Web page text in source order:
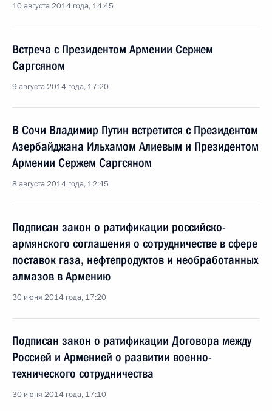
10 августа 2014 года, 14:45
Встреча с Президентом Армении Сержем
Саргсяном
9 августа 2014 года, 17:20
В Сочи Владимир Путин встретится с Президентом
Азербайджана Ильхамом Алиевым и Президентом
Армении Сержем Саргсяном
8 августа 2014 года, 12:45
Подписан закон о ратификации российско-
армянского соглашения о сотрудничестве в сфере
поставок газа, нефтепродуктов и необработанных
алмазов в Армению
30 июня 2014 года, 17:20
Подписан закон о ратификации Договора между
Россией и Арменией о развитии военно-
технического сотрудничества
30 июня 2014 года, 17:10